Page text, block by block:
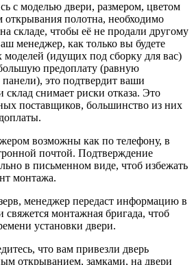
с моделью двери, размером, цветом
открывания полотна, необходимо
складе, чтобы её не продали другому
менеджер, как только вы будете
(идущих под сборку для вас)
предоплату (равную
это подтвердит ваши
склад снимает риски отказа. Это
поставщиков, большинство из них
возможны как по телефону, в
почтой. Подтверждение
в письменном виде, чтоб избежать
монтажа.
менеджер передаст информацию в
свяжется монтажная бригада, чтоб
установки двери.
что вам привезли дверь
открыванием, замками, на двери